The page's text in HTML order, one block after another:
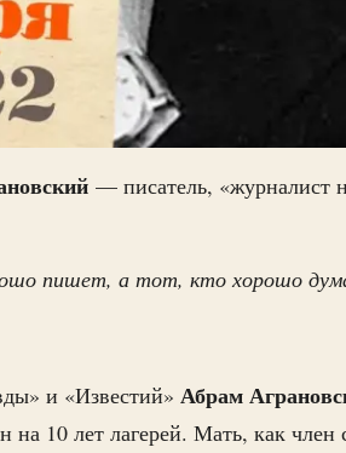
— писатель, «журналист
пишет, а тот, кто хорошо
и «Известий» Абрам
на 10 лет лагерей. Мать, как член